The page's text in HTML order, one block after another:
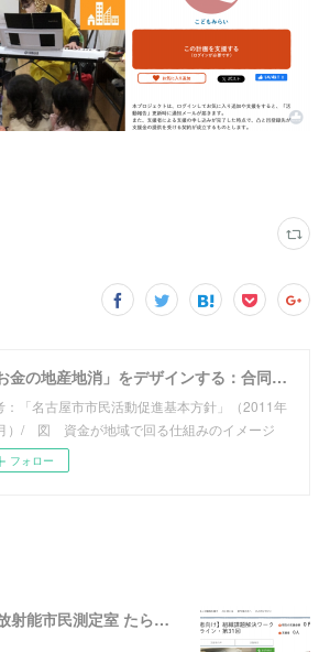
「お金の地産地消」をデザインする：合同会社めぐる
：「名古屋市市民活動促進基本方針」（2011年
）/ 図 資金が地域で回る仕組みのイメージ
フォロー
【ニュース】いわき放射能市民測定室 たらちね：「組織課題解決ワークショップ＠オンライン・第31回」の支援者募集を開始しました